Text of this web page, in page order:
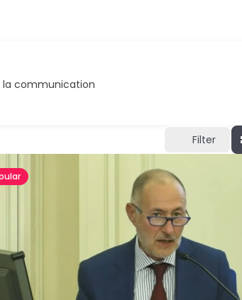
la communication
Filter